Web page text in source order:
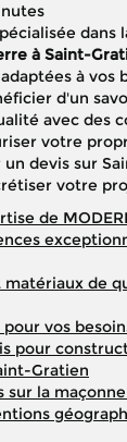
dans
à Saint-
à vos
d'un
avec des
votre
devis sur
votre
de
de
vos
pour
Gratien
sur la